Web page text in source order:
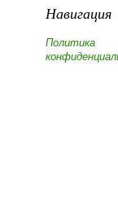
Навигация
Политика